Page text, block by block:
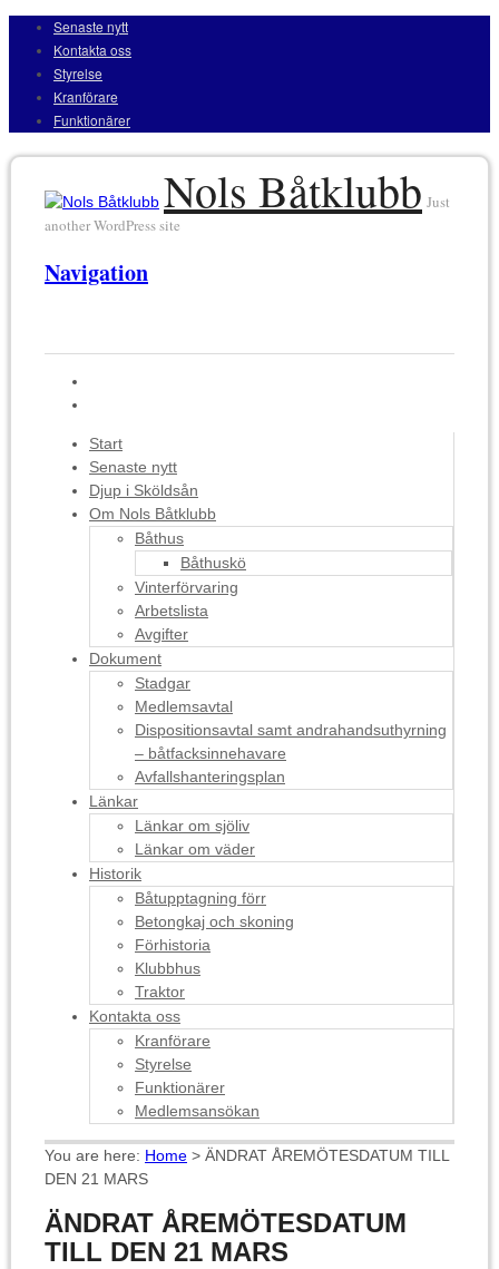
Senaste nytt
Kontakta oss
Styrelse
Kranförare
Funktionärer
Nols Båtklubb Just
another WordPress site
Navigation
Start
Senaste nytt
Djup i Sköldsån
Om Nols Båtklubb
Båthus
Båthuskö
Vinterförvaring
Arbetslista
Avgifter
Dokument
Stadgar
Medlemsavtal
Dispositionsavtal samt andrahandsuthyrning
– båtfacksinnehavare
Avfallshanteringsplan
Länkar
Länkar om sjöliv
Länkar om väder
Historik
Båtupptagning förr
Betongkaj och skoning
Förhistoria
Klubbhus
Traktor
Kontakta oss
Kranförare
Styrelse
Funktionärer
Medlemsansökan
You are here: Home > ÄNDRAT ÅREMÖTESDATUM TILL
DEN 21 MARS
ÄNDRAT ÅREMÖTESDATUM
TILL DEN 21 MARS